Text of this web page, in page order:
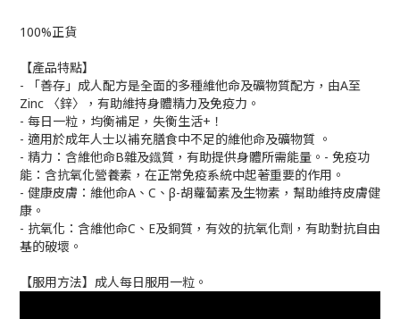
100%正貨
【產品特點】
- 「善存」成人配方是全面的多種維他命及礦物質配方，由A至
Zinc 〈鋅〉，有助維持身體精力及免疫力。
- 每日一粒，均衡補足，失衡生活+！
- 適用於成年人士以補充膳食中不足的維他命及礦物質 。
- 精力：含維他命B雜及鐡質，有助提供身體所需能量。- 免疫功
能：含抗氧化營養素，在正常免疫系統中起著重要的作用。
- 健康皮膚：維他命A、C、β-胡蘿蔔素及生物素，幫助維持皮膚健
康。
- 抗氧化：含維他命C、E及銅質，有效的抗氧化劑，有助對抗自由
基的破壞。
【服用方法】成人每日服用一粒。